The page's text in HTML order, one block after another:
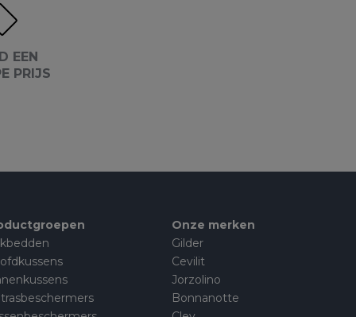
EEN
PRIJS
Onze merken
Gilder
Cevilit
Jorzolino
Bonnanotte